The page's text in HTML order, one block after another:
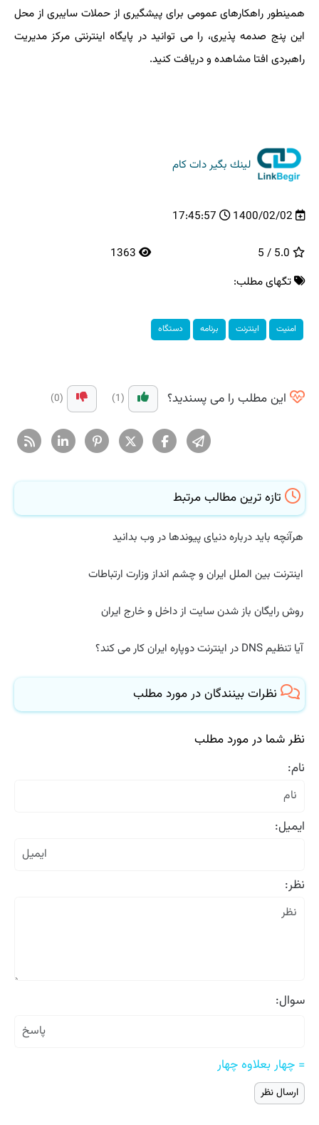
همینطور راهکارهای عمومی برای پیشگیری از حملات سایبری از محل
این پنج صدمه پذیری، را می توانید در پایگاه اینترنتی مرکز مدیریت
راهبردی افتا مشاهده و دریافت کنید.
لینك بگیر دات كام
1400/02/02
17:45:57
تگهای مطلب:
امنیت اینترنت برنامه دستگاه
این مطلب را می پسندید؟ (1)
(0)
تازه ترین مطالب مرتبط
هرآنچه باید درباره دنیای پیوندها در وب بدانید
اینترنت بین الملل ایران و چشم انداز وزارت ارتباطات
روش رایگان باز شدن سایت از داخل و خارج ایران
آیا تنظیم DNS در اینترنت دوپاره ایران کار می کند؟
نظرات بینندگان در مورد مطلب
نظر شما در مورد مطلب
نام:
ایمیل:
نظر:
سوال:
= چهار بعلاوه چهار